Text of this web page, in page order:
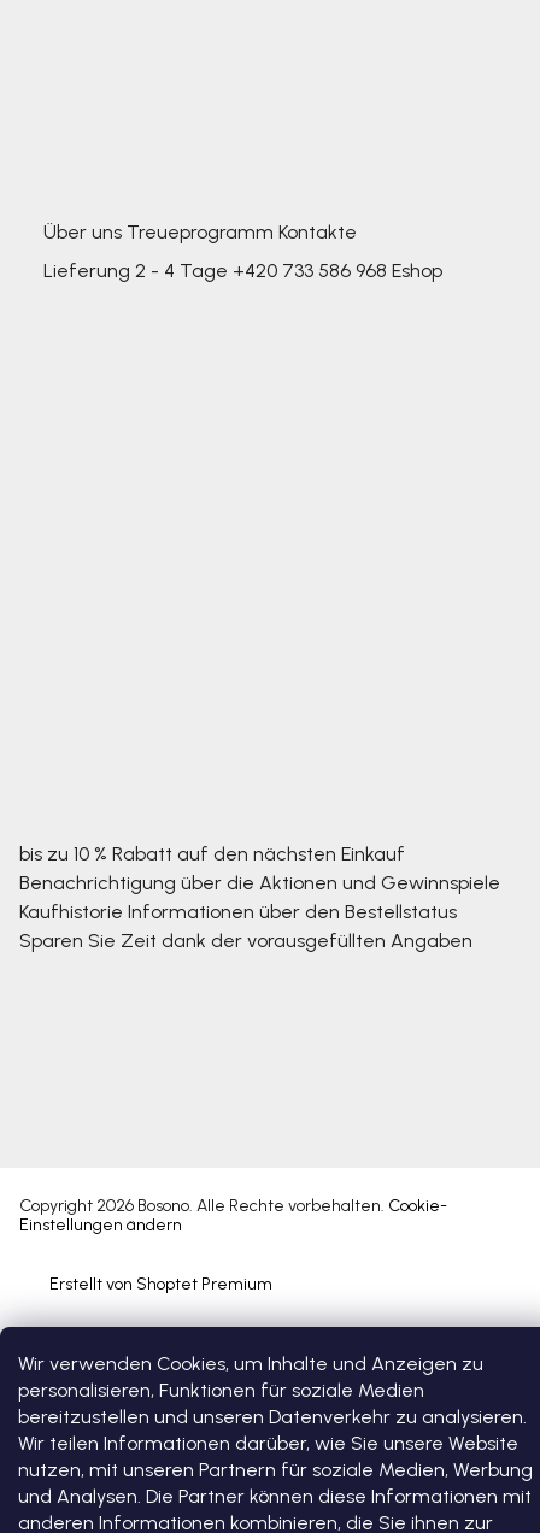
Wir verwenden Cookies, um Inhalte und Anzeigen zu
personalisieren, Funktionen für soziale Medien
bereitzustellen und unseren Datenverkehr zu analysieren.
Wir teilen Informationen darüber, wie Sie unsere Website
nutzen, mit unseren Partnern für soziale Medien, Werbung
und Analysen. Die Partner können diese Informationen mit
anderen Informationen kombinieren, die Sie ihnen zur
Über uns Treueprogramm Kontakte
Lieferung 2 - 4 Tage +420 733 586 968 Eshop
bis zu 10 % Rabatt auf den nächsten Einkauf
Benachrichtigung über die Aktionen und Gewinnspiele
Kaufhistorie Informationen über den Bestellstatus
Sparen Sie Zeit dank der vorausgefüllten Angaben
Erstellt von Shoptet Premium
Copyright 2026 Bosono. Alle Rechte vorbehalten. Cookie-
Einstellungen ändern